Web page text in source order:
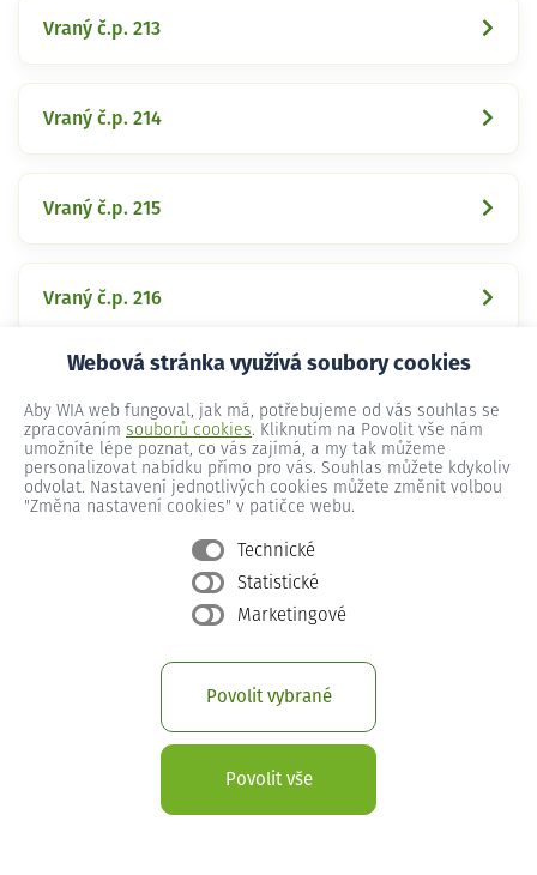
Webová stránka využívá soubory cookies
Aby WIA web fungoval, jak má, potřebujeme od vás souhlas se
zpracováním souborů cookies. Kliknutím na Povolit vše nám
umožníte lépe poznat, co vás zajímá, a my tak můžeme
personalizovat nabídku přímo pro vás. Souhlas můžete kdykoliv
odvolat. Nastavení jednotlivých cookies můžete změnit volbou
"Změna nastavení cookies" v patičce webu.
Technické
Statistické
Marketingové
Povolit vybrané
Povolit vše
Vraný č.p. 213
Vraný č.p. 214
Vraný č.p. 215
Vraný č.p. 216
Vraný č.p. 218
Vraný č.p. 220